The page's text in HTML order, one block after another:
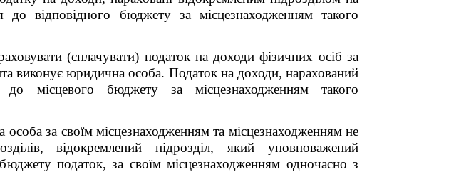
до відповідного бюджету за місцезнаходженням такого
(сплачувати) податок на доходи фізичних осіб за
виконує юридична особа. Податок на доходи, нарахований
до місцевого бюджету за місцезнаходженням такого
особа за своїм місцезнаходженням та місцезнаходженням не
відокремлений підрозділ, який уповноважений
податок, за своїм місцезнаходженням одночасно з